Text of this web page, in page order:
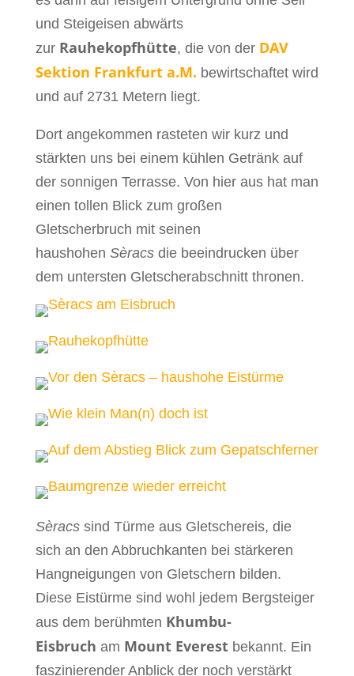
und Steigeisen abwärts
zur Rauhekopfhütte, die von der DAV
Sektion Frankfurt a.M. bewirtschaftet wird
und auf 2731 Metern liegt.
Dort angekommen rasteten wir kurz und
stärkten uns bei einem kühlen Getränk auf
der sonnigen Terrasse. Von hier aus hat man
einen tollen Blick zum großen
Gletscherbruch mit seinen
haushohen Sèracsdie beeindrucken über
dem untersten Gletscherabschnitt thronen.
Sèracssind Türme aus Gletschereis, die
sich an den Abbruchkanten bei stärkeren
Hangneigungen von Gletschern bilden.
Diese Eistürme sind wohl jedem Bergsteiger
aus dem berühmten Khumbu-
Eisbruch am Mount Everestbekannt. Ein
faszinierender Anblick der noch verstärkt